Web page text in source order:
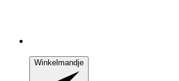
Winkelmandje